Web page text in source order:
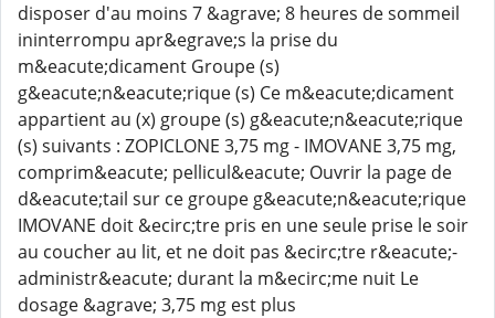
disposer d'au moins 7 &agrave; 8 heures de sommeil
ininterrompu apr&egrave;s la prise du
m&eacute;dicament Groupe (s)
g&eacute;n&eacute;rique (s) Ce m&eacute;dicament
appartient au (x) groupe (s) g&eacute;n&eacute;rique
(s) suivants : ZOPICLONE 3,75 mg - IMOVANE 3,75 mg,
comprim&eacute; pellicul&eacute; Ouvrir la page de
d&eacute;tail sur ce groupe g&eacute;n&eacute;rique
IMOVANE doit &ecirc;tre pris en une seule prise le soir
au coucher au lit, et ne doit pas &ecirc;tre r&eacute;-
administr&eacute; durant la m&ecirc;me nuit Le
dosage &agrave; 3,75 mg est plus